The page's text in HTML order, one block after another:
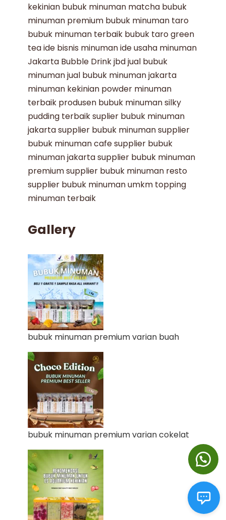
kekinian bubuk minuman matcha bubuk
minuman premium bubuk minuman taro
bubuk minuman terbaik bubuk tarogreen
teaide bisnis minumanide usaha minuman
Jakarta Bubble Drinkjbdjual bubuk
minumanjual bubuk minuman jakarta
minuman kekinian powder minuman
terbaik produsen bubuk minumansilky
pudding terbaiksuplier bubuk minuman
jakartasupplier bubuk minumansupplier
bubuk minuman cafesupplier bubuk
minuman jakartasupplier bubuk minuman
premiumsupplier bubuk minuman resto
supplier bubuk minuman umkm topping
minuman terbaik
Gallery
bubuk minuman premium varian buah
bubuk minuman premium varian cokelat